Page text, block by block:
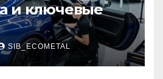
и ключевые
кузова и
SIB_ECOMETAL